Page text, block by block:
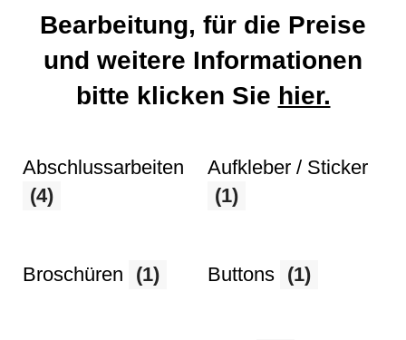
Bearbeitung, für die Preise
und weitere Informationen
bitte klicken Sie hier.
Abschlussarbeiten
(4)
Aufkleber / Sticker
(1)
Broschüren (1) Buttons (1)